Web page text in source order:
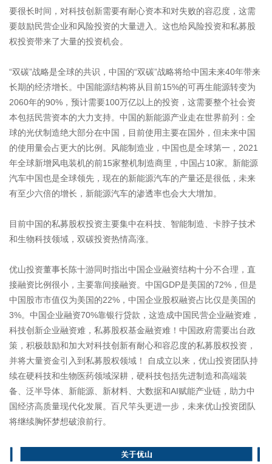
要很长时间，对科技创新需要有耐心资本和对失败的容忍度，这需
要鼓励民营企业和风险投资的大量进入。这也给风险投资和私募股
权投资带来了大量的投资机会。
“双碳”战略是全球的共识，中国的“双碳”战略将给中国未来40年带来
长期的经济增长。中国能源结构将从目前15%的可再生能源转变为
2060年的90%，预计需要100万亿以上的投资，这需要整个社会资
本包括民营资本的大力支持。中国的新能源产业走在世界前列：全
球的光伏制造绝大部分在中国，目前使用主要在国外，但未来中国
的使用量会占更大的比例。风能制造业，中国也是全球第一，2021
年全球新增风电装机的前15家整机制造商里，中国占10家。新能源
汽车中国也是全球领先，现在的新能源汽车的产量还是很低，未来
有至少六倍的增长，新能源汽车的渗透率也会大大增加。
目前中国的私募股权投资主要集中在科技、智能制造、卡脖子技术
和生物科技领域，双碳投资热情高涨。
优山投资董事长陈十游同时指出中国企业融资结构十分不合理，直
接融资比例很小，主要靠间接融资。中国GDP是美国的72%，但是
中国股市市值仅为美国的22%，中国企业股权融资占比仅是美国的
3%。中国企业融资70%靠银行贷款，这造成中国民营企业融资难，
科技创新企业融资难，私募股权基金融资难！中国政府需要出台政
策，积极鼓励和加大对科技创新有耐心和容忍度的私募股权投资，
并将大量资金引入到私募股权领域！ 自成立以来，优山投资团队持
续在硬科技和生物医药领域深耕，硬科技包括先进制造和高端装
备、泛半导体、新能源、新材料、大数据和AI赋能产业链，助力中
国经济高质量现代化发展。百尺竿头更进一步，未来优山投资团队
将继续胸怀梦想破浪前行。